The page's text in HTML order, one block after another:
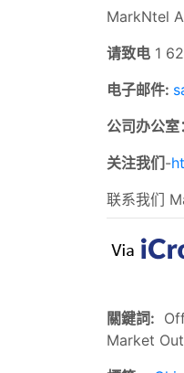
MarkNtel
请致电 1
电子邮件:
公司办公室
关注我们-
联系我们
關鍵詞:
Market